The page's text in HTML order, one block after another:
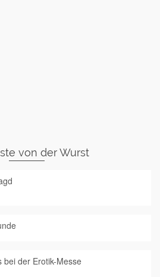
von der Wurst
bei der Erotik-Messe